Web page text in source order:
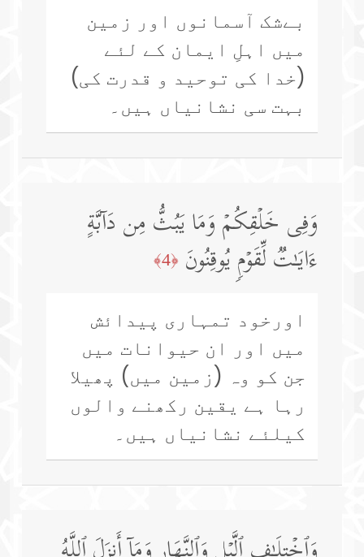
بےشک آسمانوں اور زمین
میں اہلِ ایمان کے لئے
(خدا کی توحید و قدرت کی)
بہت سی نشانیاں ہیں۔
وَفِی خَلۡقِكُمۡ وَمَا یَبُثُّ مِن دَاۤبَّةٍ
ءَایَـٰتࣱ لِّقَوۡمࣲ یُوقِنُونَ ﴿4﴾
اورخود تمہاری پیدائش
میں اور ان حیوانات میں
جن کو وہ (زمین میں) پھیلا
رہا ہے یقین رکھنے والوں
کیلئے نشانیاں ہیں۔